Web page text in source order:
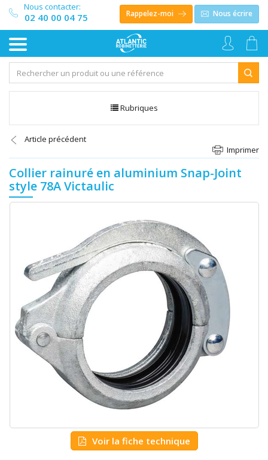
Nous contacter:
02 40 00 04 75 Rappelez-moi Nous écrire
Rubriques
Article précédent
Imprimer
Collier rainuré en aluminium Snap-Joint
style 78A Victaulic
Voir la fiche technique